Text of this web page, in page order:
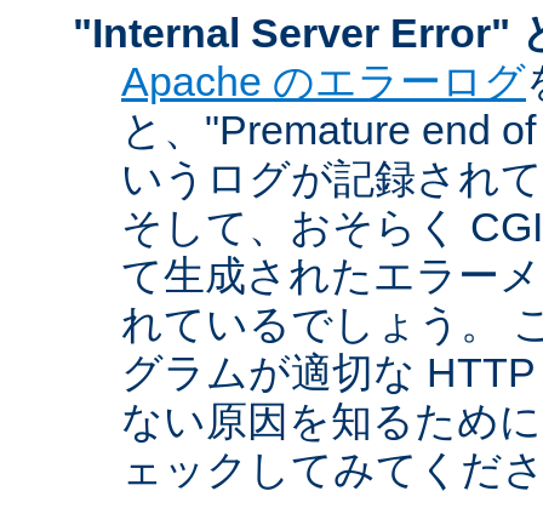
"Internal Server Error"
Apache のエラーログ
と、"Premature end
いうログが記録され
そして、おそらく
て生成されたエラー
れているでしょう。
グラムが適切な
ない原因を知るため
ェックしてみてくだ